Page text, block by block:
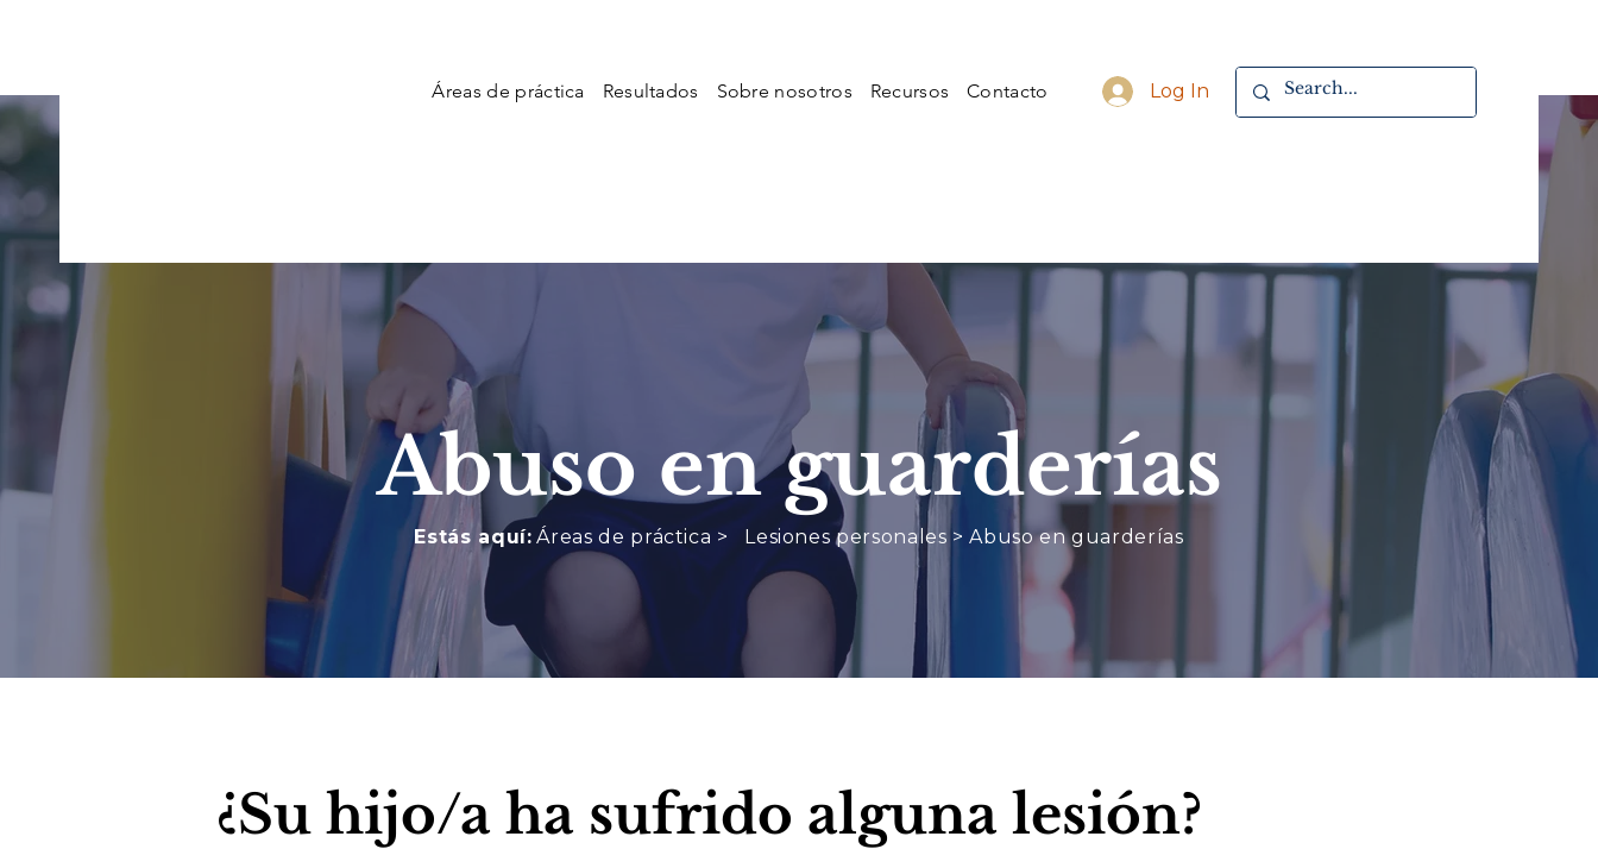
Áreas de práctica Resultados Sobre nosotros Recursos Contacto Log In
Abuso en guarderías
Estás aquí: Áreas de práctica > Lesiones personales >Abuso en guarderías
¿Su hijo/a ha sufrido alguna lesión?